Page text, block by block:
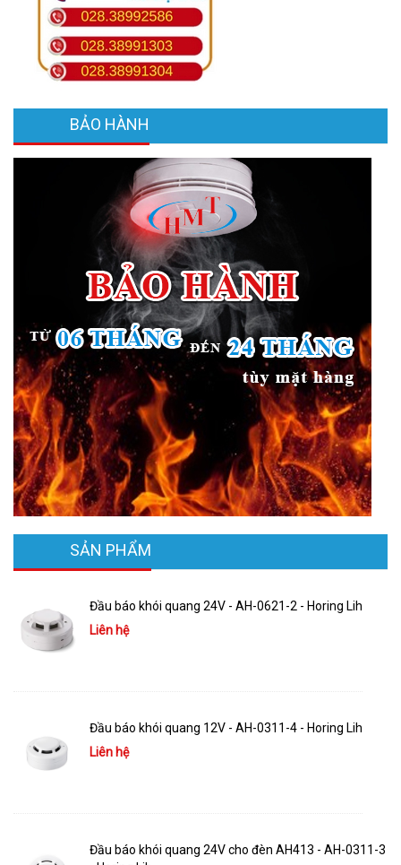
BẢO HÀNH
SẢN PHẨM
Đầu báo khói quang 24V - AH-0621-2 - Horing Lih
Liên hệ
Đầu báo khói quang 12V - AH-0311-4 - Horing Lih
Liên hệ
Đầu báo khói quang 24V cho đèn AH413 - AH-0311-3